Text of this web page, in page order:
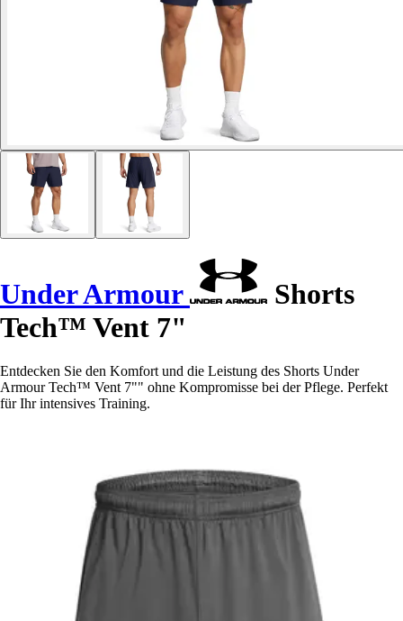
Under Armour
Shorts
Tech™ Vent 7"
Entdecken Sie den Komfort und die Leistung des Shorts Under
Armour Tech™ Vent 7"" ohne Kompromisse bei der Pflege. Perfekt
für Ihr intensives Training.